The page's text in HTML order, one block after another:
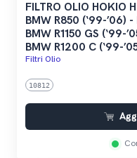
FILTRO OLIO HOKIO
BMW R850 (‘99-’06)
BMW R1150 GS (‘99-
BMW R1200 C (‘99-
Filtri Olio
10812